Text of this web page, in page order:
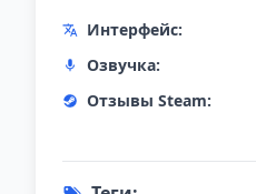
Интерфейс:
Озвучка:
Отзывы Steam: